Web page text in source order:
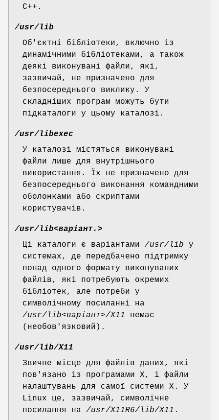
C++.
/usr/lib
Об'єктні бібліотеки, включно із
динамічними бібліотеками, а також
деякі виконувані файли, які,
зазвичай, не призначено для
безпосереднього виклику. У
складніших програм можуть бути
підкаталоги у цьому каталозі.
/usr/libexec
У каталозі містяться виконувані
файли лише для внутрішнього
використання. Їх не призначено для
безпосереднього виконання командними
оболонками або скриптами
користувачів.
/usr/lib<варіант.>
Ці каталоги є варіантами /usr/lib у
системах, де передбачено підтримку
понад одного формату виконуваних
файлів, які потребують окремих
бібліотек, але потреби у
символічному посиланні на
/usr/lib<варіант>/X11 немає
(необов'язковий).
/usr/lib/X11
Звичне місце для файлів даних, які
пов'язано із програмами X, і файли
налаштувань для самої системи X. У
Linux це, зазвичай, символічне
посилання на /usr/X11R6/lib/X11 .